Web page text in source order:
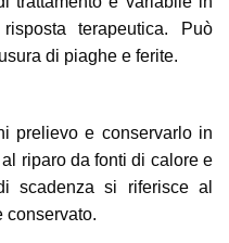
terapeutica. Può
di piaghe e ferite.
prelievo e conservarlo in
riparo da fonti di calore e
scadenza si riferisce al
conservato.